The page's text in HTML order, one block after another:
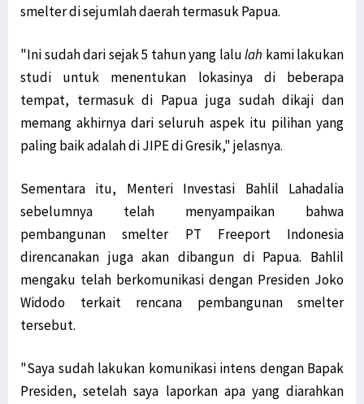
smelter di sejumlah daerah termasuk Papua.
"Ini sudah dari sejak 5 tahun yang lalulah kami lakukan
studi untuk menentukan lokasinya di beberapa
tempat, termasuk di Papua juga sudah dikaji dan
memang akhirnya dari seluruh aspek itu pilihan yang
paling baik adalah di JIPE di Gresik," jelasnya.
Sementara itu, Menteri Investasi Bahlil Lahadalia
sebelumnya telah menyampaikan bahwa
pembangunan smelter PT Freeport Indonesia
direncanakan juga akan dibangun di Papua. Bahlil
mengaku telah berkomunikasi dengan Presiden Joko
Widodo terkait rencana pembangunan smelter
tersebut.
"Saya sudah lakukan komunikasi intens dengan Bapak
Presiden, setelah saya laporkan apa yang diarahkan